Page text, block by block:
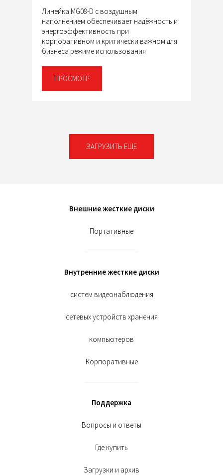
Линейка MG08-D с воздушным
наполнением обеспечивает надёжность и
энергоэффективность при
корпоративном и критически важном для
бизнеса режиме использования
ПРОСМОТР
ЗАГРУЗИТЬ ЕЩЕ
Внешние жесткие диски
Портативные
Внутренние жесткие диски
систем видеонаблюдения
сетевых устройств хранения
компьютеров
Корпоративные
Поддержка
Вопросы и ответы
Где купить
Загрузки и архив